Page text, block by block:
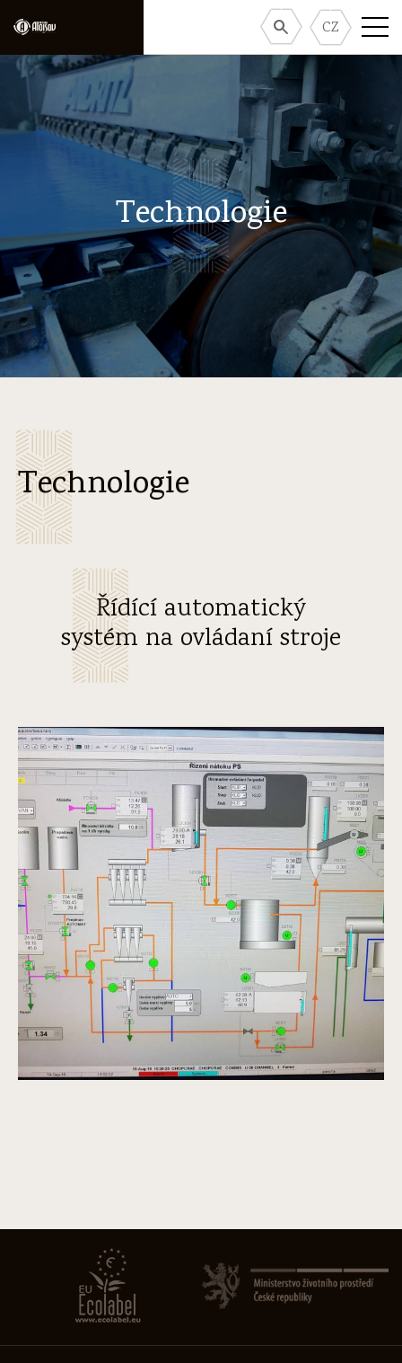
CZ
Technologie
Technologie
Řídící automatický
systém na ovládaní stroje